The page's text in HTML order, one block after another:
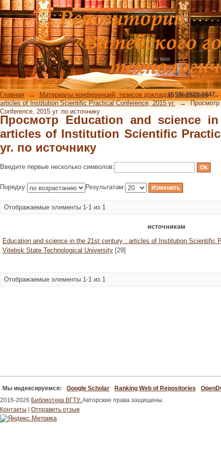
Просмотр Education and science
Scientific Practical Conference, 2015
Главная → Материалы конференций, тезисов докладов, семинаров →
articles of Institution Scientific Practical Conference, 2015 yr. →
Conference, 2015 yr. по источнику
ISSN 2522-1647
Просмотр Education and science
articles of Institution Scientific
yr. по источнику
Введите первые несколько символов:
Порядку: Результатам:
Отображаемые элементы 1-1 из 1
источникам
Education and science in the 21st century : articles of Institution Scientific
Vitebsk State Technological University [29]
Отображаемые элементы 1-1 из 1
Мы индексируемся: Google Scholar Ranking Web of Repositories
2016-2026 Библиотека ВГТУ. Авторские права защищены.
Контакты
Отправить отзыв